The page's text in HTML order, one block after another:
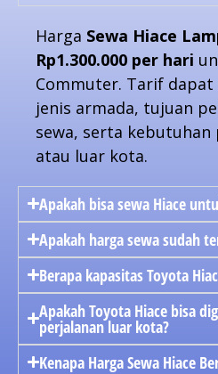
Harga Sewa Hiace
Rp1.300.000 per hari
Commuter. Tarif dapat
jenis armada, tujuan
sewa, serta kebutuhan
atau luar kota.
Apakah bisa sewa Hiace
Apakah harga sewa sudah
Berapa kapasitas Toyota
Apakah Toyota Hiace bisa
perjalanan luar kota?
Kenapa Harga Sewa Hiace